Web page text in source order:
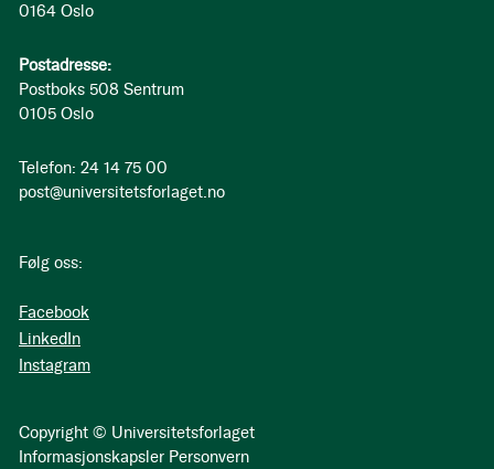
0164 Oslo
Postadresse:
Postboks 508 Sentrum
0105 Oslo
Telefon: 24 14 75 00
post@universitetsforlaget.no
Følg oss:
Facebook
LinkedIn
Instagram
Copyright © Universitetsforlaget
Informasjonskapsler Personvern